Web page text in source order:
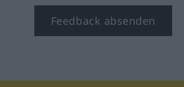
Feedback absenden